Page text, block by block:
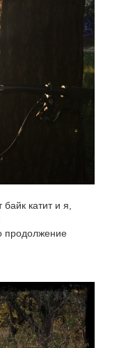
катит и я,
продолжение